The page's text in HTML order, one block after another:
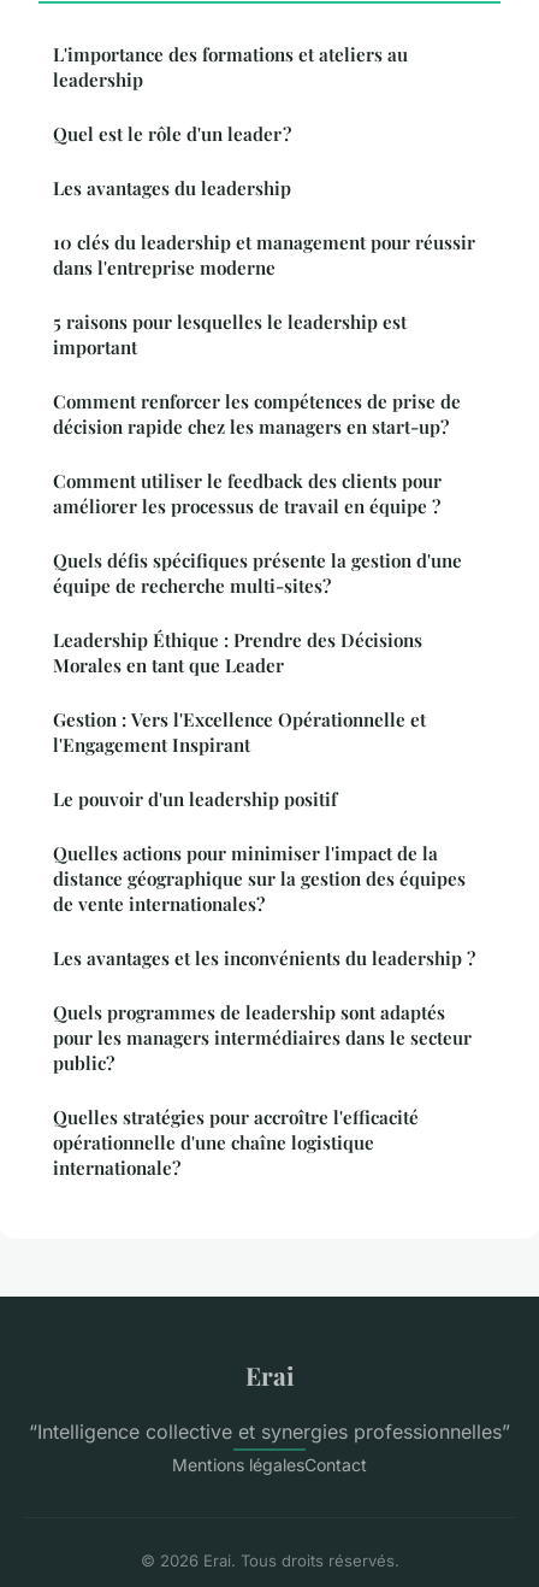
L'importance des formations et ateliers au
leadership
Quel est le rôle d'un leader ?
Les avantages du leadership
10 clés du leadership et management pour réussir
dans l'entreprise moderne
5 raisons pour lesquelles le leadership est
important
Comment renforcer les compétences de prise de
décision rapide chez les managers en start-up?
Comment utiliser le feedback des clients pour
améliorer les processus de travail en équipe ?
Quels défis spécifiques présente la gestion d'une
équipe de recherche multi-sites?
Leadership Éthique : Prendre des Décisions
Morales en tant que Leader
Gestion : Vers l'Excellence Opérationnelle et
l'Engagement Inspirant
Le pouvoir d'un leadership positif
Quelles actions pour minimiser l'impact de la
distance géographique sur la gestion des équipes
de vente internationales?
Les avantages et les inconvénients du leadership ?
Quels programmes de leadership sont adaptés
pour les managers intermédiaires dans le secteur
public?
Quelles stratégies pour accroître l'efficacité
opérationnelle d'une chaîne logistique
internationale?
Erai
“Intelligence collective et synergies professionnelles”
Mentions légalesContact
© 2026 Erai. Tous droits réservés.